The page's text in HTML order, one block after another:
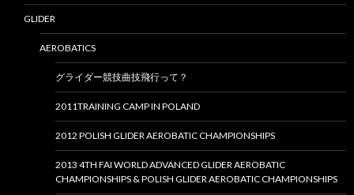
GLIDER
AEROBATICS
グライダー競技曲技飛行って？
2011TRAINING CAMP IN POLAND
2012 POLISH GLIDER AEROBATIC CHAMPIONSHIPS
2013 4TH FAI WORLD ADVANCED GLIDER AEROBATIC
CHAMPIONSHIPS & POLISH GLIDER AEROBATIC CHAMPIONSHIPS